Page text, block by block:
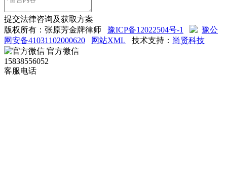
提交法律咨询及获取方案
版权所有：张原芳金牌律师 豫ICP备12022504号-1
豫公
网安备41031102000620
网站XML 技术支持： 尚贤科技
官方微信
15838556052
客服电话